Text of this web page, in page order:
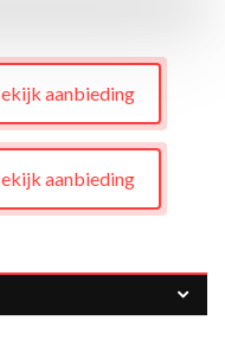
aanbieding
aanbieding